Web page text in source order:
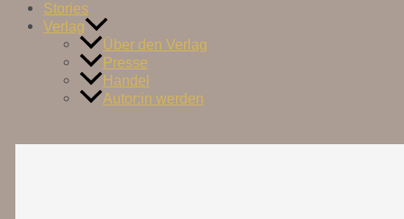
Stories
Verlag
Über den Verlag
Presse
Handel
Autor:in werden